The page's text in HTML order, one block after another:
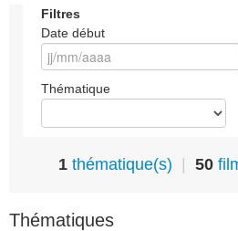
Filtres
Date début
Thématique
1 thématique(s) 50
Thématiques